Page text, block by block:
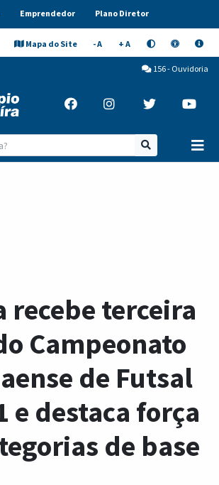
Emprendedor Plano Diretor
Mapa do Site - A + A
156 - Ouvidoria
recebe terceira
Campeonato
de Futsal
e destaca força
de base